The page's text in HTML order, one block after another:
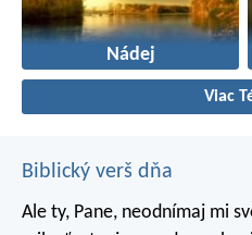
Nádej
Viac
Biblický verš dňa
Ale ty, Pane, neodnímaj mi